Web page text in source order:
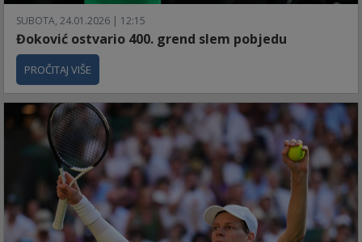
SUBOTA, 24.01.2026 | 12:15
Đoković ostvario 400. grend slem pobjedu
PROČITAJ VIŠE